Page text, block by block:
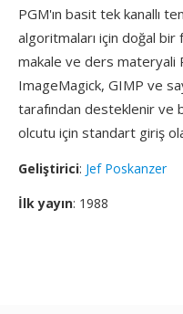
PGM'ın basit tek kanallı
algoritmaları için doğal
makale ve ders materyali
ImageMagick, GIMP ve
tarafından desteklenir ve
olcutu için standart giriş
Geliştirici: Jef Poskanzer
İlk yayın: 1988